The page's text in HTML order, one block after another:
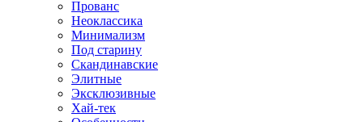
Прованс
Неоклассика
Минимализм
Под старину
Скандинавские
Элитные
Эксклюзивные
Хай-тек